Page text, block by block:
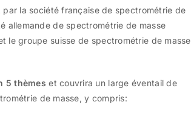
la société française de spectrométrie de
allemande de spectrométrie de masse
le groupe suisse de spectrométrie de masse
5 thèmes et couvrira un large éventail de
de masse, y compris: